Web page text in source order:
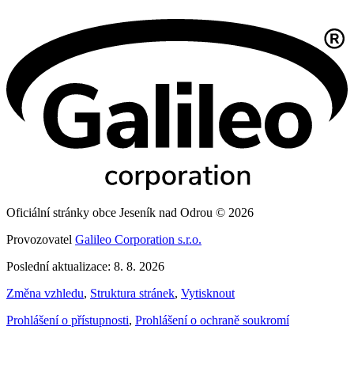
Oficiální stránky obce Jeseník nad Odrou © 2026
Provozovatel Galileo Corporation s.r.o.
Poslední aktualizace: 8. 8. 2026
Změna vzhledu, Struktura stránek, Vytisknout
Prohlášení o přístupnosti, Prohlášení o ochraně soukromí